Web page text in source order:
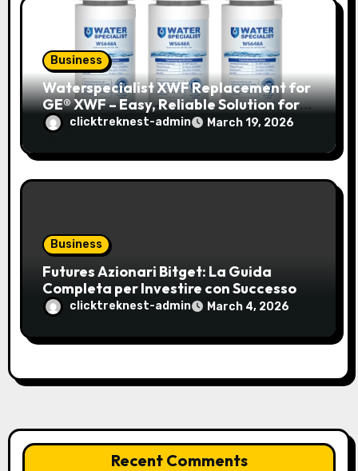
Business
Waterspecialist XWF Replacement for
GE® XWF – Easy, Reliable Solution for
Fresh Water
clicktreknest-admin March 19, 2026
Business
Futures Azionari Bitget: La Guida
Completa per Investire con Successo
clicktreknest-admin March 4, 2026
Recent Comments